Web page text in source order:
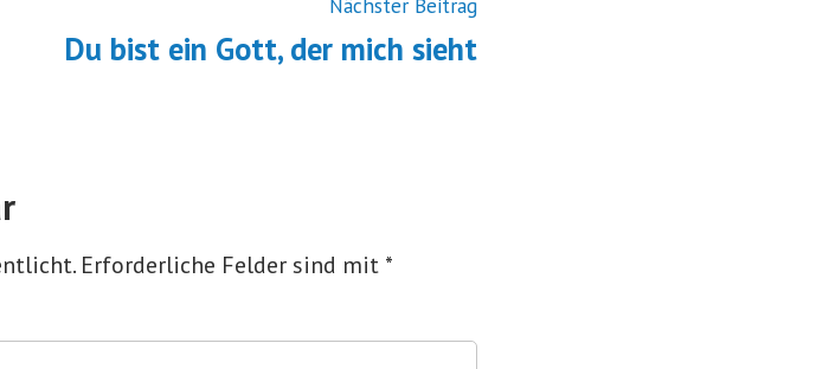
Du bist ein Gott, der mich sieht
Erforderliche Felder sind mit *